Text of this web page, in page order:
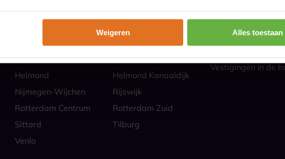
Weigeren Alles toestaan
Eindhoven Best
Helmond
Helmond Kanaaldijk
Nijmegen-Wijchen
Rijswijk
Rotterdam Centrum
Rotterdam Zuid
Sittard
Tilburg
Venlo
Particulieren
Zakelijk
Vestigingen in de